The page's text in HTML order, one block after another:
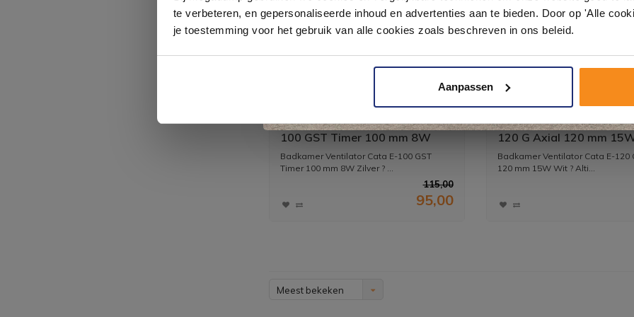
te verbeteren, en gepersonaliseerde inhoud en advertenties aan te bieden. Door op 'Alle
je toestemming voor het gebruik van alle cookies zoals beschreven in ons beleid.
Aanpassen
Badkamer Ventilator Cata E-
100 GST Timer 100 mm 8W
Zilver
Badkamer Ventilator Cata E-100 GST
Timer 100 mm 8W Zilver ? ...
115,00
95,00
Badkamer Ventilator
120 G Axial 120 mm
Badkamer Ventilator Cata E-120
120 mm 15W Wit ? Alti...
Meest bekeken
& sanitair direct uit voorraad. Gratis parkeren op eigen terrein.
Kom langs en ervaar zelf het verschil!